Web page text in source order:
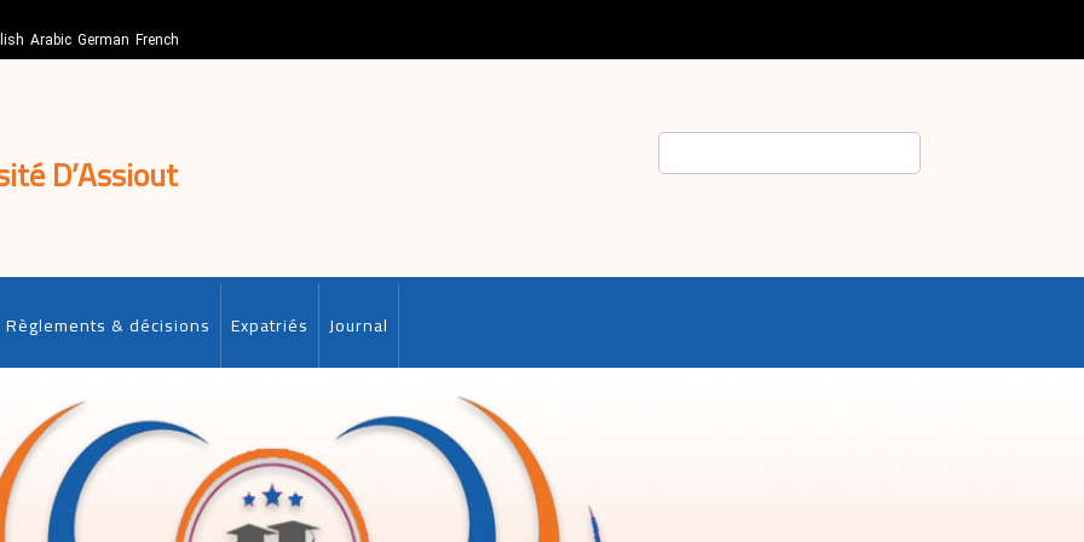
Arabic German French
D’Assiout
Règlements & décisions Expatriés Journal